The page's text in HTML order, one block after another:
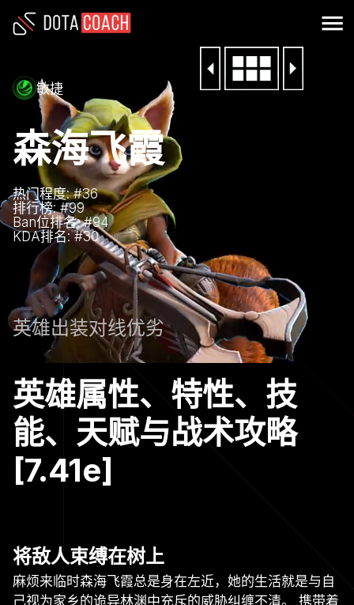
敏捷
森海飞霞
热门程度: #36
排行榜: #99
Ban位排名: #94
KDA排名: #30
英雄出装对线优劣
英雄属性、特性、技
能、天赋与战术攻略
[7.41e]
将敌人束缚在树上
麻烦来临时森海飞霞总是身在左近，她的生活就是与自
己视为家乡的诡异林渊中充斥的威胁纠缠不清。 携带着